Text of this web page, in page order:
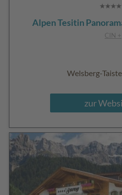
Alpen Tesitin
CIN +
Welsberg-
zur